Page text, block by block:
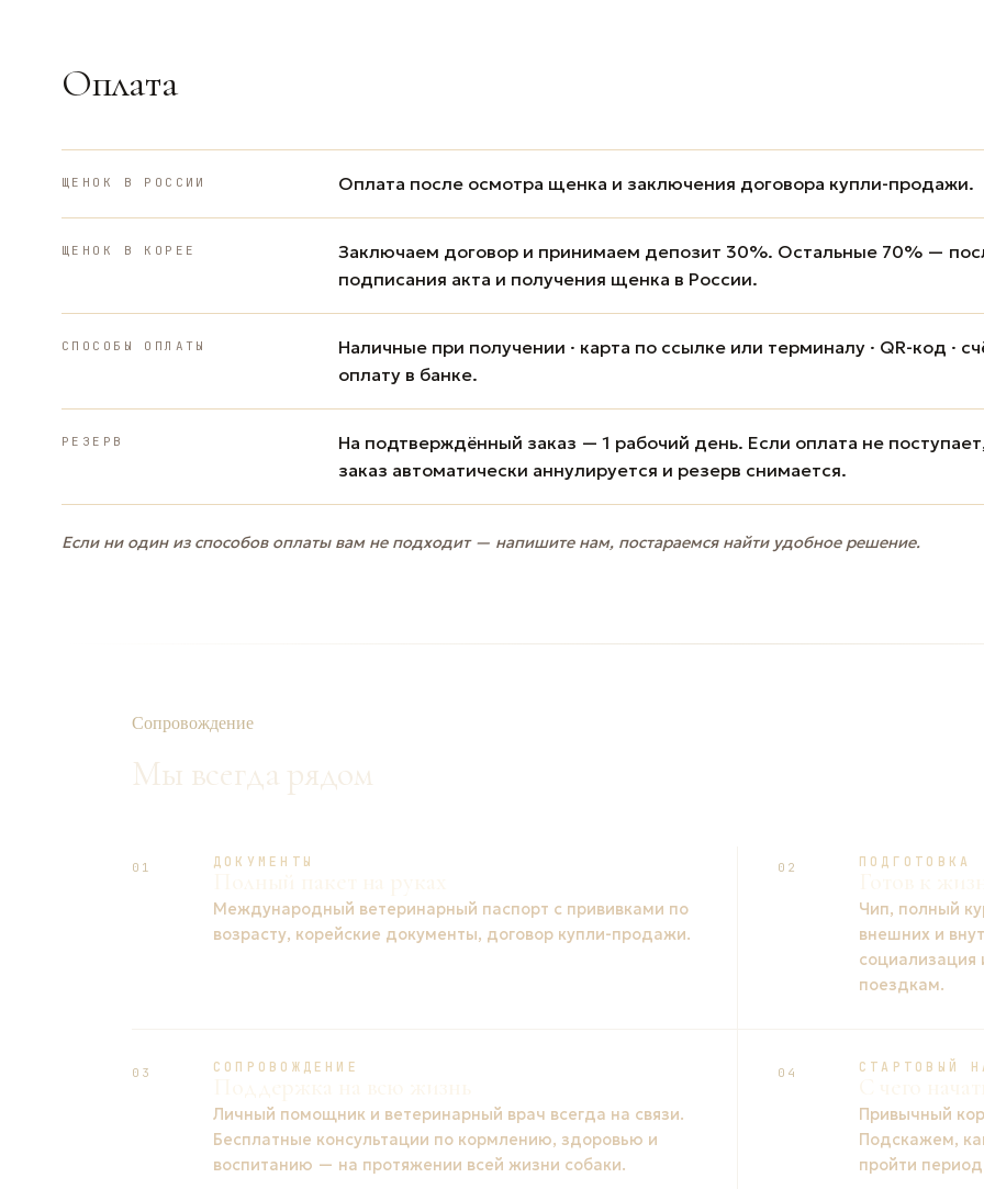
Оплата
ЩЕНОК В РОССИИ Оплата после осмотра щенка и заключения договора купли-продажи.
ЩЕНОК В КОРЕЕ
Заключаем договор и принимаем депозит 30%. Остальные 70% —
подписания акта и получения щенка в России.
СПОСОБЫ ОПЛАТЫ
Наличные при получении · карта по ссылке или терминалу · QR-код ·
оплату в банке.
РЕЗЕРВ
На подтверждённый заказ — 1 рабочий день. Если оплата не
заказ автоматически аннулируется и резерв снимается.
Если ни один из способов оплаты вам не подходит — напишите нам, постараемся найти удобное решение.
Сопровождение
Мы всегда рядом
01 ДОКУМЕНТЫ
Международный ветеринарный паспорт с прививками по
возрасту, корейские документы, договор купли-продажи.
02 ПОДГОТОВКА
Чип, полный
внешних и
социализация
поездкам.
03 СОПРОВОЖДЕНИЕ
Личный помощник и ветеринарный врач всегда на связи.
Бесплатные консультации по кормлению, здоровью и
воспитанию — на протяжении всей жизни собаки.
04 СТАРТОВЫЙ
Привычный
Подскажем,
пройти